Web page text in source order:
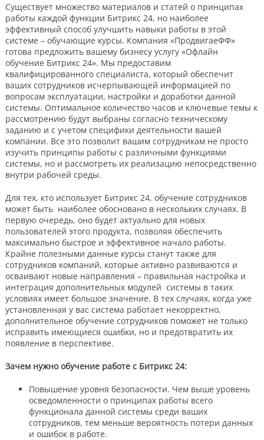
Существует множество материалов и статей о принципах
работы каждой функции Битрикс 24, но наиболее
эффективный способ улучшить навыки работы в этой
системе – обучающие курсы. Компания «ПродвигаеФФ»
готова предложить вашему бизнесу услугу «Офлайн
обучение Битрикс 24». Мы предоставим
квалифицированного специалиста, который обеспечит
ваших сотрудников исчерпывающей информацией по
вопросам эксплуатации, настройки и доработки данной
системы. Оптимальное количество часов и ключевые темы к
рассмотрению будут выбраны согласно техническому
заданию и с учетом специфики деятельности вашей
компании. Все это позволит вашим сотрудникам не просто
изучить принципы работы с различными функциями
системы, но и рассмотреть их реализацию непосредственно
внутри рабочей среды.
Для тех, кто использует Битрикс 24, обучение сотрудников
может быть наиболее обосновано в нескольких случаях. В
первую очередь, оно будет актуально для новых
пользователей этого продукта, позволяя обеспечить
максимально быстрое и эффективное начало работы.
Крайне полезными данные курсы станут также для
сотрудников компаний, которые активно развиваются и
осваивают новые направления – правильная настройка и
интеграция дополнительных модулей системы в таких
условиях имеет большое значение. В тех случаях, когда уже
установленная у вас система работает некорректно,
дополнительное обучение сотрудников поможет не только
исправить имеющиеся ошибки, но и предотвратить их
появление в перспективе.
Зачем нужно обучение работе с Битрикс 24:
Повышение уровня безопасности. Чем выше уровень
осведомленности о принципах работы всего
функционала данной системы среди ваших
сотрудников, тем меньше вероятность потери данных
и ошибок в работе.